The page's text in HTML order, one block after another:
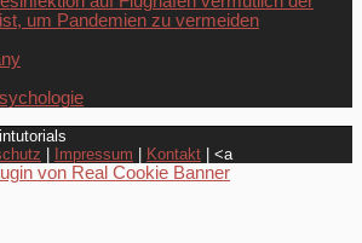
um Pandemien zu vermeiden
| Impressum | Kontakt | <a
von Real Cookie Banner